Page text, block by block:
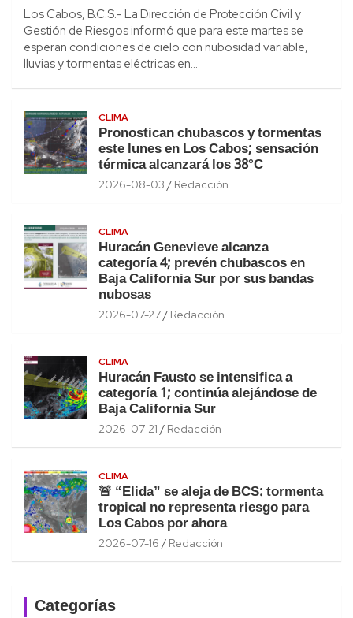
Los Cabos, B.C.S.- La Dirección de Protección Civil y
Gestión de Riesgos informó que para este martes se
esperan condiciones de cielo con nubosidad variable,
lluvias y tormentas eléctricas en…
CLIMA
Pronostican chubascos y tormentas
este lunes en Los Cabos; sensación
térmica alcanzará los 38°C
2026-08-03 Redacción
CLIMA
Huracán Genevieve alcanza
categoría 4; prevén chubascos en
Baja California Sur por sus bandas
nubosas
2026-07-27 Redacción
CLIMA
Huracán Fausto se intensifica a
categoría 1; continúa alejándose de
Baja California Sur
2026-07-21 Redacción
CLIMA
🚨 “Elida” se aleja de BCS: tormenta
tropical no representa riesgo para
Los Cabos por ahora
2026-07-16 Redacción
Categorías